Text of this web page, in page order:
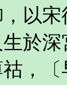
以
於
，